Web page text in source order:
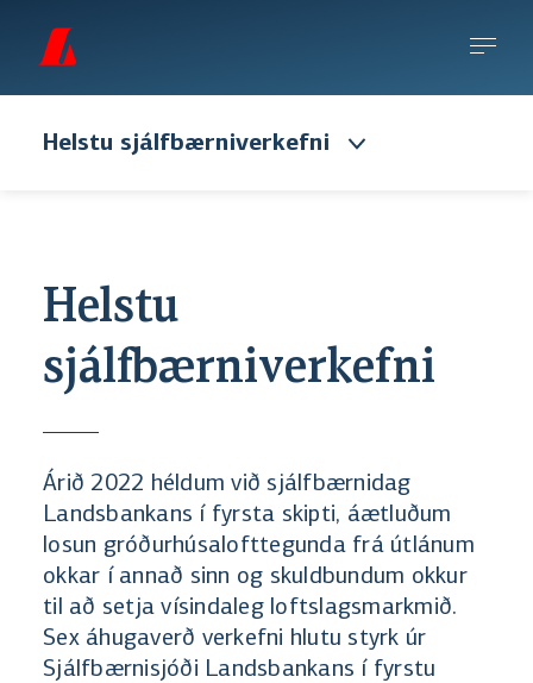
Helstu sjálfbærniverkefni
Helstu
sjálfbærniverkefni
Árið 2022 héldum við sjálfbærnidag
Landsbankans í fyrsta skipti, áætluðum
losun gróðurhúsalofttegunda frá útlánum
okkar í annað sinn og skuldbundum okkur
til að setja vísindaleg loftslagsmarkmið.
Sex áhugaverð verkefni hlutu styrk úr
Sjálfbærnisjóði Landsbankans í fyrstu